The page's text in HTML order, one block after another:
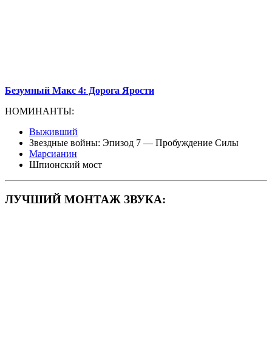
Безумный Макс 4: Дорога Ярости
НОМИНАНТЫ:
Выживший
Звездные войны: Эпизод 7 — Пробуждение Силы
Марсианин
Шпионский мост
ЛУЧШИЙ МОНТАЖ ЗВУКА: